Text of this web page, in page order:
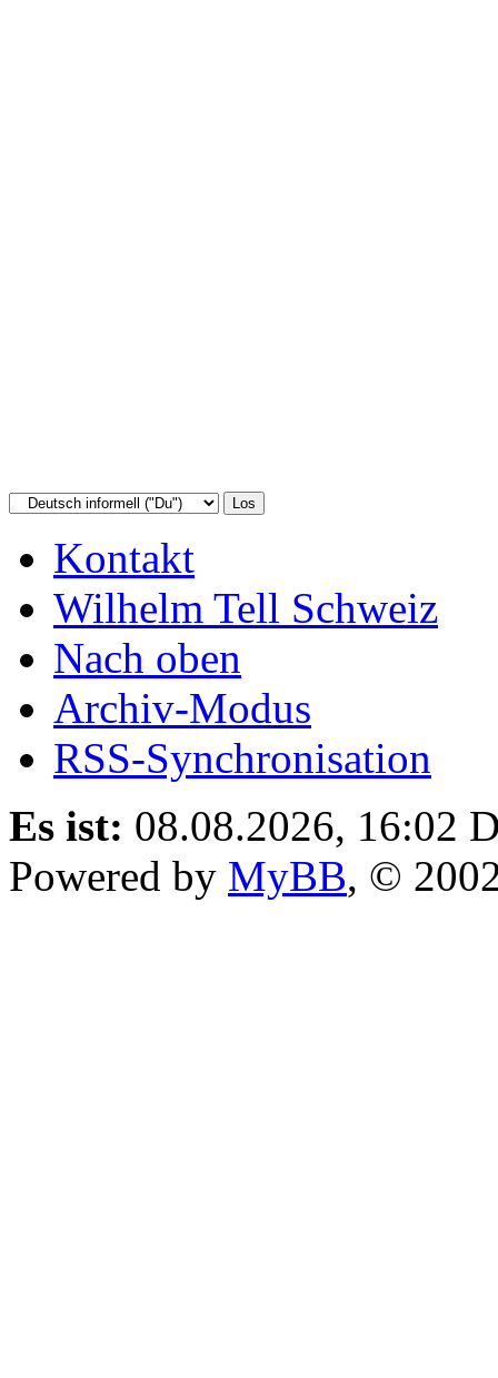
Kontakt
Wilhelm Tell Schweiz
Nach oben
Archiv-Modus
RSS-Synchronisation
Es ist: 08.08.2026, 16:02
Powered by MyBB, ©